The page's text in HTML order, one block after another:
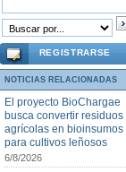
REGISTRARSE
NOTICIAS RELACIONADAS
El proyecto BioChargae
busca convertir residuos
agrícolas en bioinsumos
para cultivos leñosos
6/8/2026